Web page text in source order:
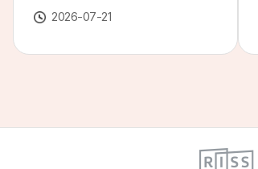
합니다.※ 서비스 점검 작업 일시 : 7월
24일(금) 19:00 ~ 7월 25일(토) 08:00
안 서비스가 일시 중지될 수 있으니, 이
2026-07-21